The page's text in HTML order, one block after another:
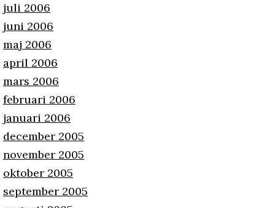
juli 2006
juni 2006
maj 2006
april 2006
mars 2006
februari 2006
januari 2006
december 2005
november 2005
oktober 2005
september 2005